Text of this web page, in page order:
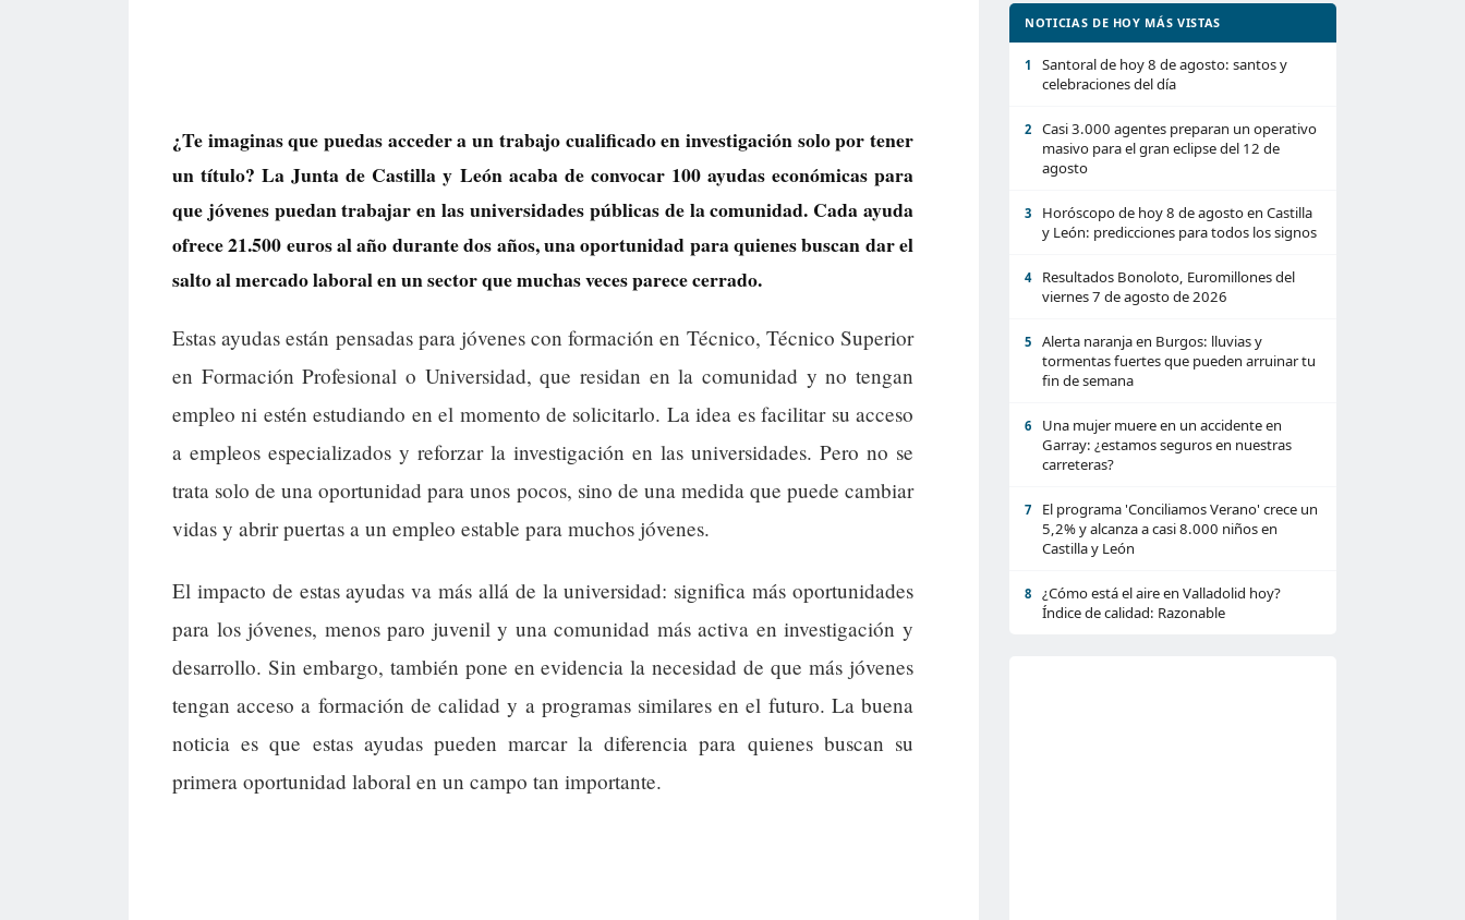
¿Te imaginas que puedas acceder a un trabajo cualificado en investigación solo por tener
un título? La Junta de Castilla y León acaba de convocar 100 ayudas económicas para
que jóvenes puedan trabajar en las universidades públicas de la comunidad. Cada ayuda
ofrece 21.500 euros al año durante dos años, una oportunidad para quienes buscan dar el
salto al mercado laboral en un sector que muchas veces parece cerrado.
Estas ayudas están pensadas para jóvenes con formación en Técnico, Técnico Superior
en Formación Profesional o Universidad, que residan en la comunidad y no tengan
empleo ni estén estudiando en el momento de solicitarlo. La idea es facilitar su acceso
a empleos especializados y reforzar la investigación en las universidades. Pero no se
trata solo de una oportunidad para unos pocos, sino de una medida que puede cambiar
vidas y abrir puertas a un empleo estable para muchos jóvenes.
El impacto de estas ayudas va más allá de la universidad: significa más oportunidades
para los jóvenes, menos paro juvenil y una comunidad más activa en investigación y
desarrollo. Sin embargo, también pone en evidencia la necesidad de que más jóvenes
tengan acceso a formación de calidad y a programas similares en el futuro. La buena
noticia es que estas ayudas pueden marcar la diferencia para quienes buscan su
primera oportunidad laboral en un campo tan importante.
NOTICIAS DE HOY MÁS VISTAS
1
Santoral de hoy 8 de agosto: santos y
celebraciones del día
2
Casi 3.000 agentes preparan un operativo
masivo para el gran eclipse del 12 de
agosto
3
Horóscopo de hoy 8 de agosto en Castilla
y León: predicciones para todos los signos
4
Resultados Bonoloto, Euromillones del
viernes 7 de agosto de 2026
5
Alerta naranja en Burgos: lluvias y
tormentas fuertes que pueden arruinar tu
fin de semana
6
Una mujer muere en un accidente en
Garray: ¿estamos seguros en nuestras
carreteras?
7
El programa 'Conciliamos Verano' crece un
5,2% y alcanza a casi 8.000 niños en
Castilla y León
8
¿Cómo está el aire en Valladolid hoy?
Índice de calidad: Razonable